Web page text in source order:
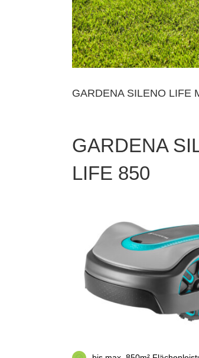
GARDENA SILENO LIFE
GARDENA
LIFE 850